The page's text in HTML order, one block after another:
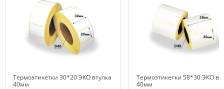
Термоэтикетки 30*20 ЭКО втулка
40мм
Термоэтикетки 58*30 ЭКО
40мм